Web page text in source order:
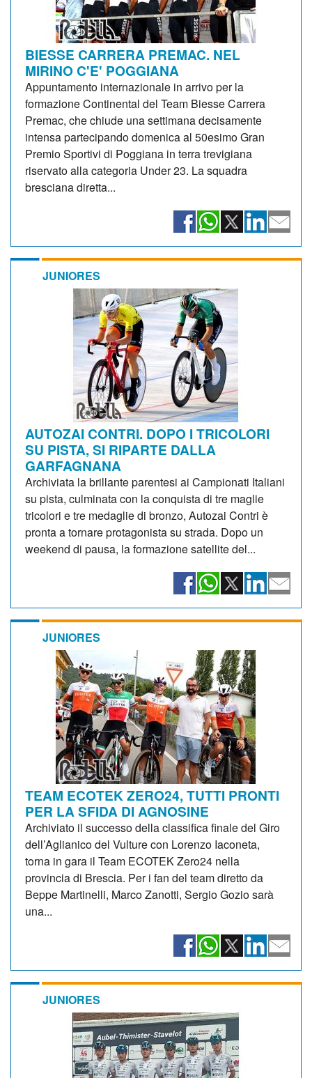
BIESSE CARRERA PREMAC. NEL
MIRINO C'E' POGGIANA
Appuntamento internazionale in arrivo per la
formazione Continental del Team Biesse Carrera
Premac, che chiude una settimana decisamente
intensa partecipando domenica al 50esimo Gran
Premio Sportivi di Poggiana in terra trevigiana
riservato alla categoria Under 23. La squadra
bresciana diretta...
JUNIORES
AUTOZAI CONTRI. DOPO I TRICOLORI
SU PISTA, SI RIPARTE DALLA
GARFAGNANA
Archiviata la brillante parentesi ai Campionati Italiani
su pista, culminata con la conquista di tre maglie
tricolori e tre medaglie di bronzo, Autozai Contri è
pronta a tornare protagonista su strada. Dopo un
weekend di pausa, la formazione satellite del...
JUNIORES
TEAM ECOTEK ZERO24, TUTTI PRONTI
PER LA SFIDA DI AGNOSINE
Archiviato il successo della classifica finale del Giro
dell’Aglianico del Vulture con Lorenzo Iaconeta,
torna in gara il Team ECOTEK Zero24 nella
provincia di Brescia. Per i fan del team diretto da
Beppe Martinelli, Marco Zanotti, Sergio Gozio sarà
una...
JUNIORES